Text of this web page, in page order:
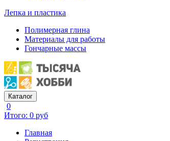
Лепка и пластика
Полимерная глина
Материалы для работы
Гончарные массы
Каталог
0
Итого: 0 руб
Главная